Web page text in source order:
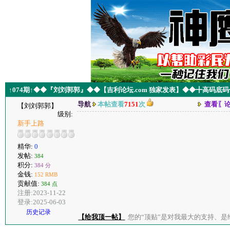
↑074期↑◆◆『刘刘郭郭』◆◆【吉利论坛.com 独家发表】◆◆╋高码
【刘刘郭郭】
级别:
新手上路
精华: 0
发帖: 384
积分: 384 分
金钱: 152 RMB
贡献值: 384 点
注册:2023-11-22
登录:2025-06-03
历史记录
导航 本帖查看7151次 查看〖
【给我顶一帖】 您的“顶贴”是对我最大的支持、